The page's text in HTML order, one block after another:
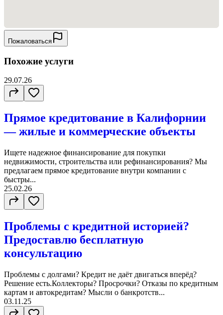
Пожаловаться
Похожие услуги
29.07.26
Прямое кредитование в Калифорнии
— жилые и коммерческие объекты
Ищете надежное финансирование для покупки
недвижимости, строительства или рефинансирования? Мы
предлагаем прямое кредитование внутри компании с
быстры...
25.02.26
Проблемы с кредитной историей?
Предоставлю бесплатную
консультацию
Проблемы с долгами? Кредит не даёт двигаться вперёд?
Решение есть.Коллекторы? Просрочки? Отказы по кредитным
картам и автокредитам? Мысли о банкротств...
03.11.25